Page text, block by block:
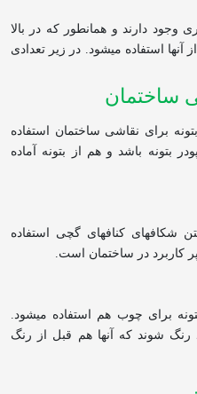
وجود دارند و همان‏طور که در بالا
آن‏ها استفاده میشود. در زیر تعدادی
ساختمان
برای نقاشی ساختمان استفاده
بتونه باشد و هم از بتونه آماده
شکاف‏های کناف‏های گچی استفاده
پر کاربرد در ساختمان است.
برای چوب هم استفاده می‏شود.
رنگ شوند که آن‏ها هم قبل از رنگ